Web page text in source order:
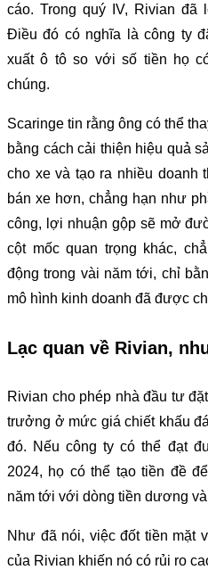
cáo. Trong quý IV, Rivian đã
Điều đó có nghĩa là công ty
xuất ô tô so với số tiền họ
chúng.
Scaringe tin rằng ông có thể
bằng cách cải thiện hiệu quả
cho xe và tạo ra nhiều doanh
bán xe hơn, chẳng hạn như
công, lợi nhuận gộp sẽ mở
cột mốc quan trọng khác,
động trong vài năm tới, chỉ
mô hình kinh doanh đã được
Lạc quan về Rivian,
Rivian cho phép nhà đầu tư
trưởng ở mức giá chiết khấu
đó. Nếu công ty có thể đạt
2024, họ có thể tạo tiền đề
năm tới với dòng tiền dương
Như đã nói, việc đốt tiền mặt
của Rivian khiến nó có rủi ro